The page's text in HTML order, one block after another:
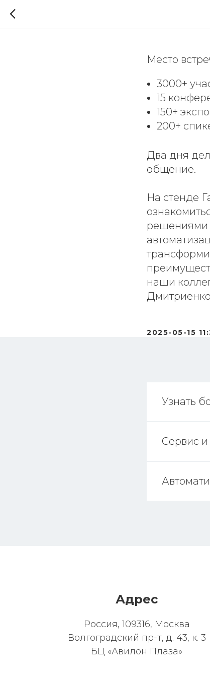
Место
3000+
15
150+
200+
Два дня
общение.
На стенде
решениями
наши
2025-05-15
Узнать
Сервис
Адрес
Россия, 109316, Москва
Волгоградский пр-т, д. 43, к. 3
БЦ «Авилон Плаза»